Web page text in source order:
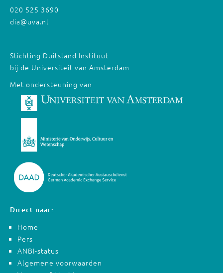
020 525 3690
dia@uva.nl
Stichting Duitsland Instituut
bij de Universiteit van Amsterdam
Met ondersteuning van
Direct naar:
Home
Pers
ANBI-status
Algemene voorwaarden